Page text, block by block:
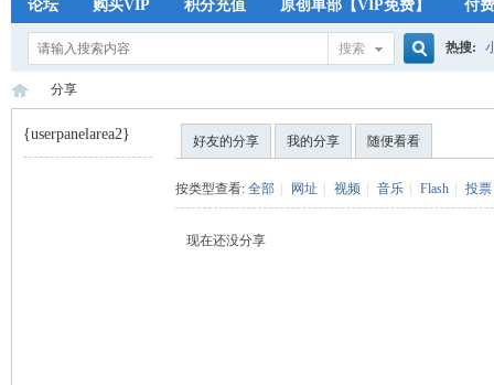
论坛 购买VIP 积分充值 原创单部【VIP免费】 付
搜索 热搜:
分享
{userpanelarea2} 好友的分享 我的分享 随便看看
按类型查看: 全部 网址 视频 音乐 Flash 投票
现在还没分享